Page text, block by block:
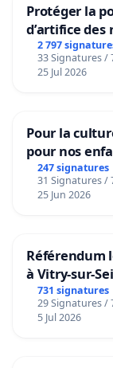
Protéger la
d’artifice des
2 797
33 Signatures /
25 Jul 2026
Pour la
pour nos
247 signatures
31 Signatures /
25 Jun 2026
Référendum
à Vitry-sur-
731 signatures
29 Signatures /
5 Jul 2026